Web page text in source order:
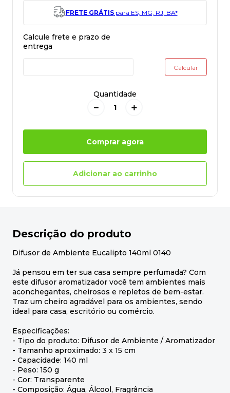
FRETE GRÁTISpara ES, MG, RJ, BA*
Quantidade
＋
－
Comprar agora
Adicionar ao carrinho
Descrição do produto
Difusor de Ambiente Eucalipto 140ml 0140
Já pensou em ter sua casa sempre perfumada? Com
este difusor aromatizador você tem ambientes mais
aconchegantes, cheirosos e repletos de bem-estar.
Traz um cheiro agradável para os ambientes, sendo
ideal para casa, escritório ou comércio.
Especificações:
- Tipo do produto: Difusor de Ambiente / Aromatizador
- Tamanho aproximado: 3 x 15 cm
- Capacidade: 140 ml
- Peso: 150 g
- Cor: Transparente
- Composição: Água, Álcool, Fragrância